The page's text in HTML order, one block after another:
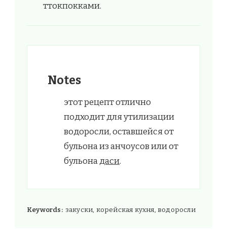
ттокпокками.
Notes
этот рецепт отлично
подходит для утилизации
водоросли, оставшейся от
бульона из анчоусов или от
бульонадаси.
Keywords: закуски, корейская кухня, водоросли